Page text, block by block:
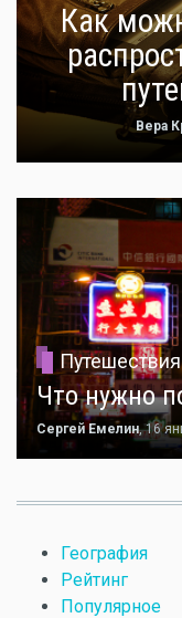
Как
Вера
Путешествия
Что нужно
Сергей Емелин, 16
География
Рейтинг
Популярное